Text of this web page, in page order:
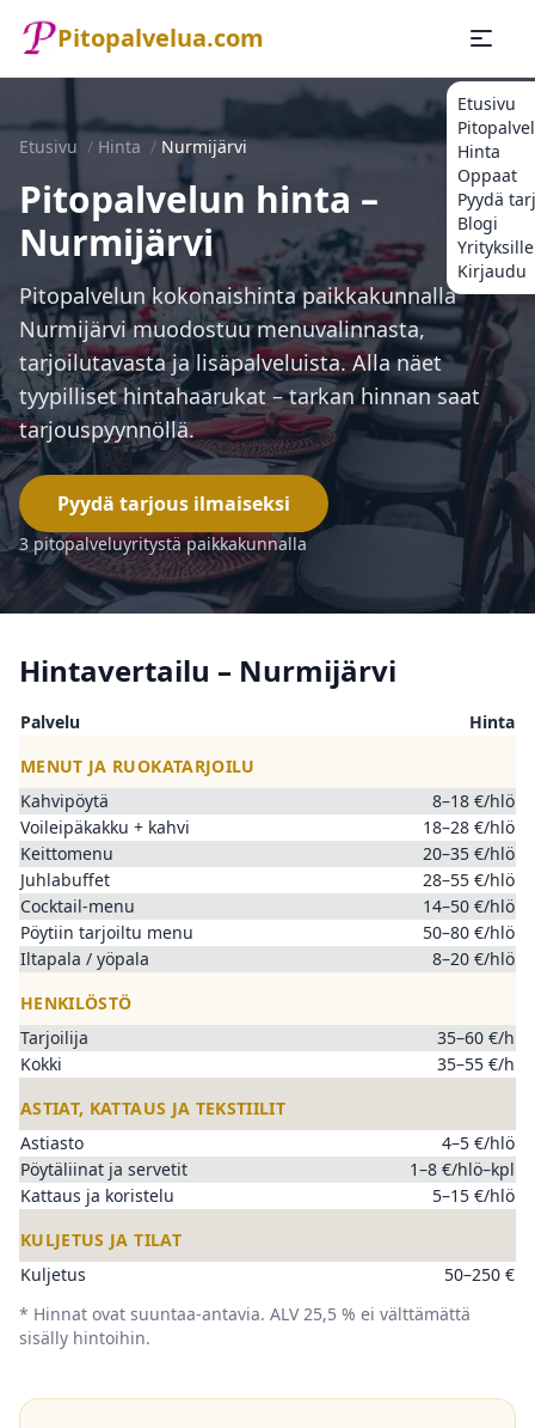
Pitopalvelua.com
Etusivu
Hinta
Oppaat
Pyydä
Blogi
Yrityksille
Kirjaudu
Etusivu / Hinta / Nurmijärvi
Pitopalvelun hinta –
Nurmijärvi
Pitopalvelun kokonaishinta paikkakunnalla
Nurmijärvi muodostuu menuvalinnasta,
tarjoilutavasta ja lisäpalveluista. Alla näet
tyypilliset hintahaarukat – tarkan hinnan saat
tarjouspyynnöllä.
Pyydä tarjous ilmaiseksi
3 pitopalveluyritystä paikkakunnalla
Hintavertailu – Nurmijärvi
Palvelu
Hinta
MENUT JA RUOKATARJOILU
Kahvipöytä
8–18 €/hlö
Voileipäkakku + kahvi
18–28 €/hlö
Keittomenu
20–35 €/hlö
Juhlabuffet
28–55 €/hlö
Cocktail-menu
14–50 €/hlö
Pöytiin tarjoiltu menu
50–80 €/hlö
Iltapala / yöpala
8–20 €/hlö
HENKILÖSTÖ
Tarjoilija
35–60 €/h
Kokki
35–55 €/h
ASTIAT, KATTAUS JA TEKSTIILIT
Astiasto
4–5 €/hlö
Pöytäliinat ja servetit
1–8 €/hlö–kpl
Kattaus ja koristelu
5–15 €/hlö
KULJETUS JA TILAT
Kuljetus
50–250 €
* Hinnat ovat suuntaa-antavia. ALV 25,5 % ei välttämättä
sisälly hintoihin.